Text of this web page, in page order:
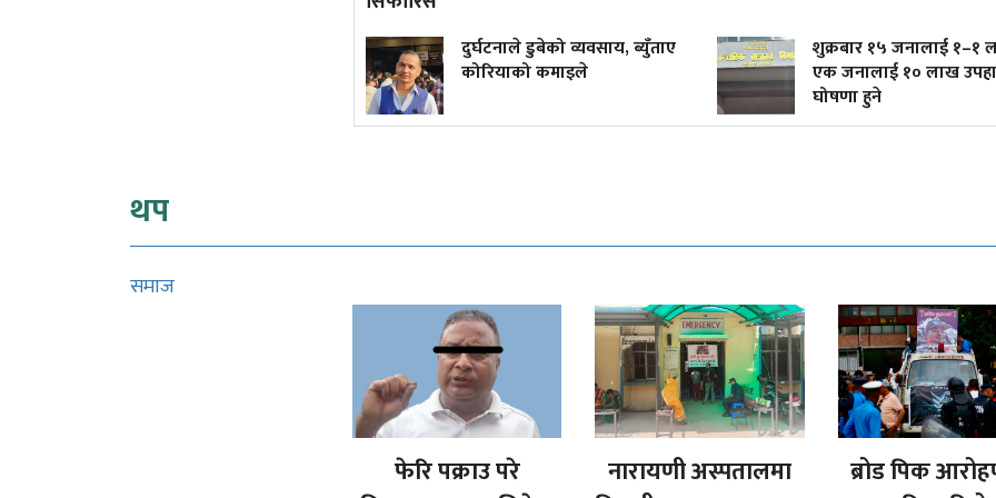
दुर्घटनाले डुबेको व्यवसाय, ब्युँताए
कोरियाको कमाइले
शुक्रबार १५ जनालाई १–१
एक जनालाई १० लाख
घोषणा हुने
थप
समाज
फेरि पक्राउ परे
नारायणी अस्पतालमा
ब्रोड पिक